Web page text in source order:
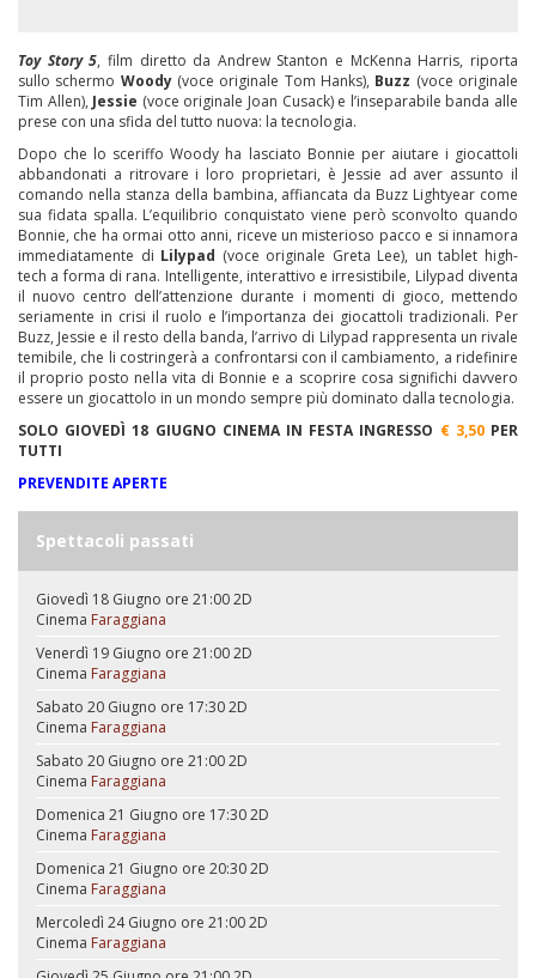
Toy Story 5, film diretto da Andrew Stanton e McKenna Harris, riporta
sullo schermo Woody (voce originale Tom Hanks), Buzz (voce originale
Tim Allen),Jessie (voce originale Joan Cusack) e l’inseparabile banda alle
prese con una sfida del tutto nuova: la tecnologia.
Dopo che lo sceriffo Woody ha lasciato Bonnie per aiutare i giocattoli
abbandonati a ritrovare i loro proprietari, è Jessie ad aver assunto il
comando nella stanza della bambina, affiancata da Buzz Lightyear come
sua fidata spalla. L’equilibrio conquistato viene però sconvolto quando
Bonnie, che ha ormai otto anni, riceve un misterioso pacco e si innamora
immediatamente di Lilypad (voce originale Greta Lee), un tablet high-
tech a forma di rana. Intelligente, interattivo e irresistibile, Lilypad diventa
il nuovo centro dell’attenzione durante i momenti di gioco, mettendo
seriamente in crisi il ruolo e l’importanza dei giocattoli tradizionali. Per
Buzz, Jessie e il resto della banda, l’arrivo di Lilypad rappresenta un rivale
temibile, che li costringerà a confrontarsi con il cambiamento, a ridefinire
il proprio posto nella vita di Bonnie e a scoprire cosa significhi davvero
essere un giocattolo in un mondo sempre più dominato dalla tecnologia.
SOLO GIOVEDÌ 18 GIUGNO CINEMA IN FESTA INGRESSO € 3,50 PER
TUTTI
PREVENDITE APERTE
Spettacoli passati
Giovedì 18 Giugno ore 21:002D
Cinema Faraggiana
Venerdì 19 Giugno ore 21:002D
Cinema Faraggiana
Sabato 20 Giugno ore 17:302D
Cinema Faraggiana
Sabato 20 Giugno ore 21:002D
Cinema Faraggiana
Domenica 21 Giugno ore 17:302D
Cinema Faraggiana
Domenica 21 Giugno ore 20:302D
Cinema Faraggiana
Mercoledì 24 Giugno ore 21:002D
Cinema Faraggiana